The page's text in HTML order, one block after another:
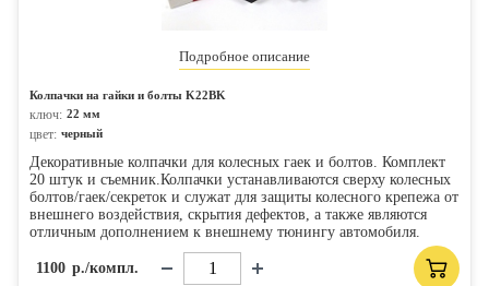
Подробное описание
Колпачки на гайки и болты K22BK
ключ: 22 мм
цвет: черный
Декоративные колпачки для колесных гаек и болтов. Комплект
20 штук и съемник.Колпачки устанавливаются сверху колесных
болтов/гаек/секреток и служат для защиты колесного крепежа от
внешнего воздействия, скрытия дефектов, а также являются
отличным дополнением к внешнему тюнингу автомобиля.
1100 р./компл.